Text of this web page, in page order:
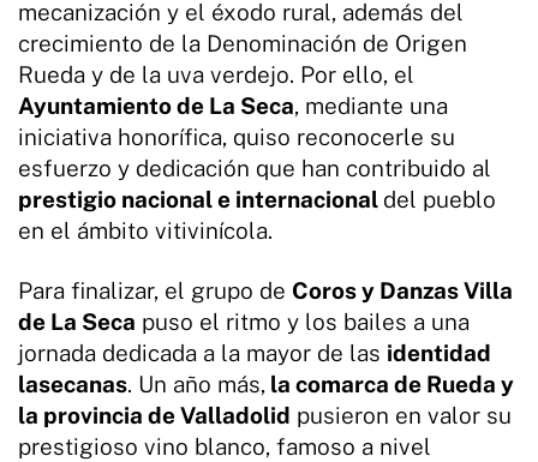
mecanización y el éxodo rural, además del
crecimiento de la Denominación de Origen
Rueda y de la uva verdejo. Por ello, el
Ayuntamiento de La Seca, mediante una
iniciativa honorífica, quiso reconocerle su
esfuerzo y dedicación que han contribuido al
prestigio nacional e internacional del pueblo
en el ámbito vitivinícola.
Para finalizar, el grupo de Coros y Danzas Villa
de La Seca puso el ritmo y los bailes a una
jornada dedicada a la mayor de las identidad
lasecanas. Un año más, la comarca de Rueda y
la provincia de Valladolid pusieron en valor su
prestigioso vino blanco, famoso a nivel